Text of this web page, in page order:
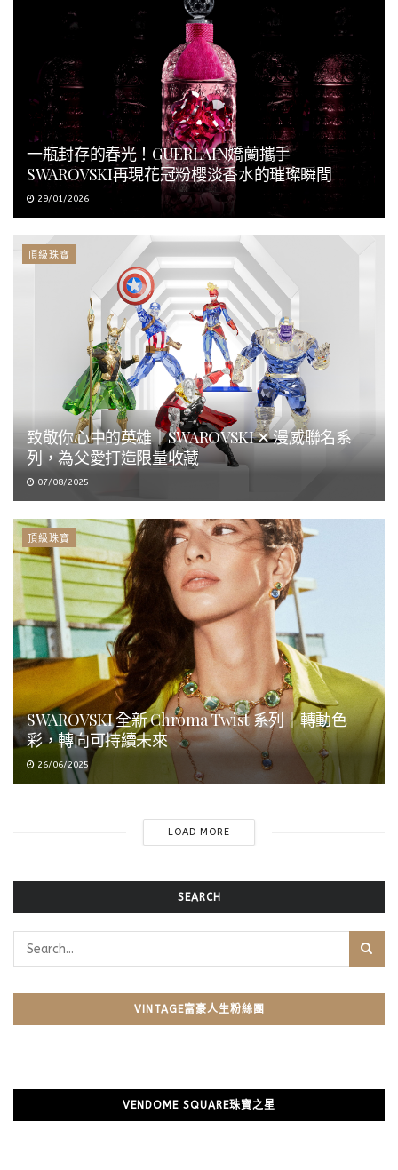
一瓶封存的春光！GUERLAIN嬌蘭攜手
SWAROVSKI再現花冠粉櫻淡香水的璀璨瞬間
29/01/2026
頂級珠寶
致敬你心中的英雄｜SWAROVSKI ✕ 漫威聯名系
列，為父愛打造限量收藏
07/08/2025
頂級珠寶
SWAROVSKI 全新 Chroma Twist 系列｜轉動色
彩，轉向可持續未來
26/06/2025
LOAD MORE
SEARCH
VINTAGE富豪人生粉絲團
VENDOME SQUARE珠寶之星